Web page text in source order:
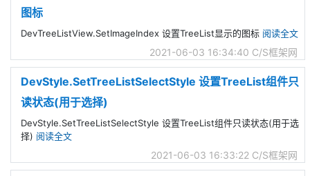
图标
DevTreeListView.SetImageIndex 设置TreeList显示的图标 阅读全文
2021-06-03 16:34:40 C/S框架网
DevStyle.SetTreeListSelectStyle 设置TreeList组件只
读状态(用于选择)
DevStyle.SetTreeListSelectStyle 设置TreeList组件只读状态(用于选
择) 阅读全文
2021-06-03 16:33:22 C/S框架网